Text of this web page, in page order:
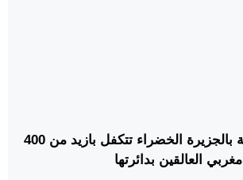
القنصلية المغربية بالجزيرة الخضراء تتكفل بازيد من 400
مغربي العالقين بدائرتها